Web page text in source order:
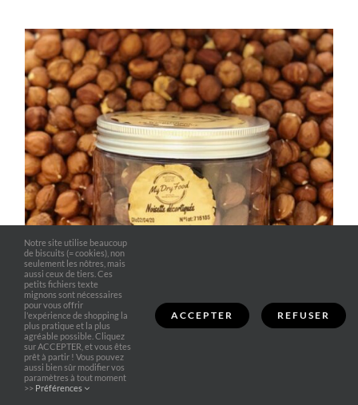
Noisette décortiquée
Notre site utilise beaucoup
de biscuits (= cookies), non
seulement les nôtres, mais
aussi ceux de tiers. Ces
petits fichiers texte
mignons sont nécessaires
pour vous offrir
l'expérience de shopping la
plus pratique et la plus
agréable possible. Cliquez
sur ACCEPTER, et vous êtes
prêt à partir ! Vous pouvez
aussi bien sûr modifier vos
paramètres à tout moment
>> Préférences
ACCEPTER REFUSER